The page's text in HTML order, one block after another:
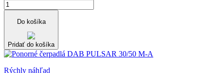
Do košíka
Pridať do košíka
Rýchly náhľad